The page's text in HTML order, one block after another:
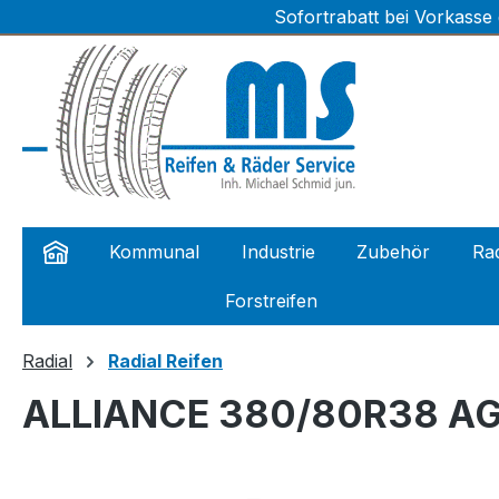
Zur Hauptnavigation springenSofortrabatt bei
Kommunal Industrie Zubehör
Forstreifen
Radial Radial Reifen
ALLIANCE 380/80R38